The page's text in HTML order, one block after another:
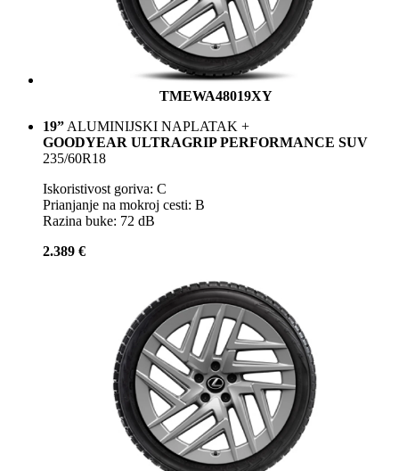
TMEWA48019XY
19” ALUMINIJSKI NAPLATAK +
GOODYEAR ULTRAGRIP PERFORMANCE SUV
235/60R18
Iskoristivost goriva: C
Prianjanje na mokroj cesti: B
Razina buke: 72 dB
2.389 €